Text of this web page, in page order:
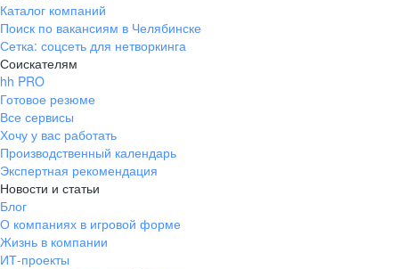
Каталог компаний
Поиск по вакансиям в Челябинске
Сетка: соцсеть для нетворкинга
Соискателям
hh PRO
Готовое резюме
Все сервисы
Хочу у вас работать
Производственный календарь
Экспертная рекомендация
Новости и статьи
Блог
О компаниях в игровой форме
Жизнь в компании
ИТ-проекты